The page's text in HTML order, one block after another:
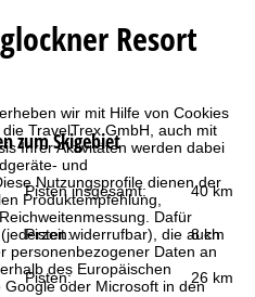
wir mit Hilfe von Cookies
TravelTrex GmbH, auch mit
Ihrer Aktivitäten werden dabei
und
Nutzungsprofile dienen der
Produktempfehlung,
Dafür
widerrufbar), die auch
personenbezogener Daten an
des Europäischen
oder Microsoft in den
Resort
zum Skigebiet
Pisten insgesamt: 40 km
Pisten: 8 km
Pisten: 26 km